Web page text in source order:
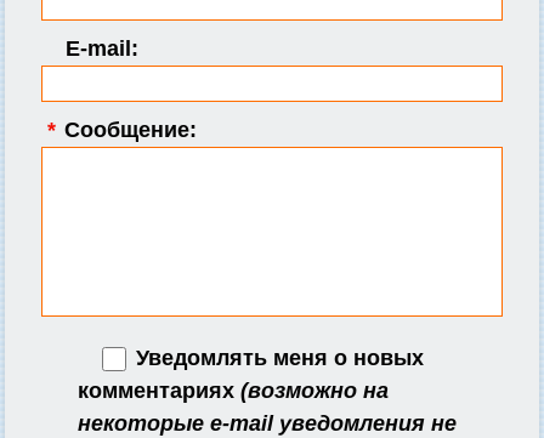
E-mail:
* Сообщение:
Уведомлять меня о новых
комментариях (возможно на
некоторые e-mail уведомления не